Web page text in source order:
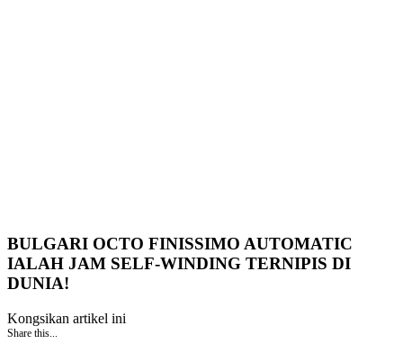
BULGARI OCTO FINISSIMO AUTOMATIC
IALAH JAM SELF-WINDING TERNIPIS DI
DUNIA!
Kongsikan artikel ini
Share this...